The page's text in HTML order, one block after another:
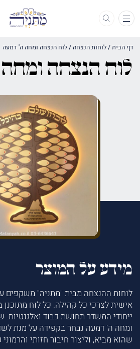
תפריט
דף הבית/לוחות הנצחה /לוח הנצחה ומחה ה' דמעה
לוח הנצחה
מידע על המוצר
לוחות ההנצחה מבית "מתניה" משקפים
אישית לצרכי כל קהילה. כל לוח מתוכנן
ייחודי המשדר תחושת כבוד
ומחה ה' דמעה נבחר בקפידה על מנת
שהוא מביא, וליצור חיבור חזותי